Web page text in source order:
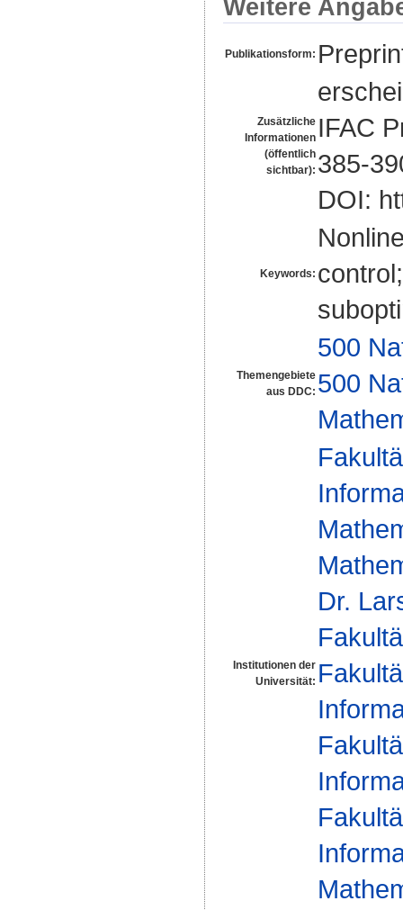
Weitere
Publikationsform:
Zusätzliche
Informationen
(öffentlich
sichtbar):
IFAC
385-
DOI:
Keywords:
Themengebiete
aus DDC:
500
500
Institutionen der
Universität:
Dr.